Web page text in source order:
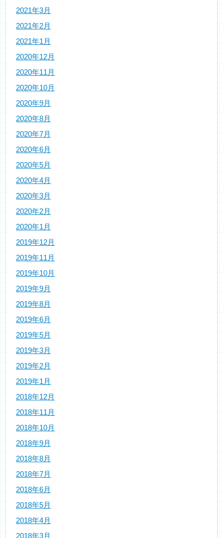
2021年3月
2021年2月
2021年1月
2020年12月
2020年11月
2020年10月
2020年9月
2020年8月
2020年7月
2020年6月
2020年5月
2020年4月
2020年3月
2020年2月
2020年1月
2019年12月
2019年11月
2019年10月
2019年9月
2019年8月
2019年6月
2019年5月
2019年3月
2019年2月
2019年1月
2018年12月
2018年11月
2018年10月
2018年9月
2018年8月
2018年7月
2018年6月
2018年5月
2018年4月
2018年3月